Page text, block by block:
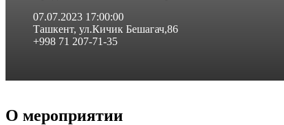
07.07.2023 17:00:00
Ташкент, ул.Кичик Бешагач,86
+998 71 207-71-35
О мероприятии